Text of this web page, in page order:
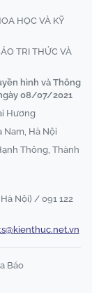
HỌC VÀ KỸ
TRI THỨC VÀ
hình và Thông
08/07/2021
Hương
Nam, Hà Nội
Thông, Thành
Nội) / 091 122
Báo